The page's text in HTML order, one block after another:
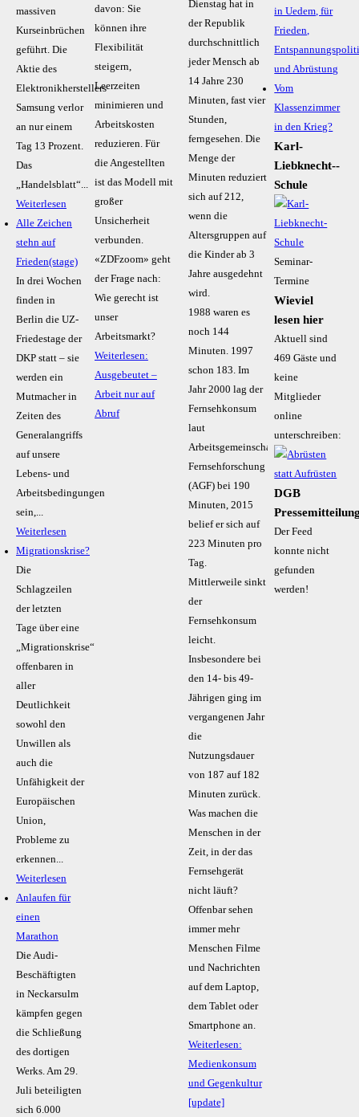
massiven
Kurseinbrüchen
geführt. Die
Aktie des
Elektronikherstellers
Samsung verlor
an nur einem
Tag 13 Prozent.
Das
„Handelsblatt“...
Weiterlesen
Alle Zeichen
stehn auf
Frieden(stage)
In drei Wochen
finden in
Berlin die UZ-
Friedestage der
DKP statt – sie
werden ein
Mutmacher in
Zeiten des
Generalangriffs
auf unsere
Lebens- und
Arbeitsbedingungen
sein,...
Weiterlesen
Migrationskrise?
Die
Schlagzeilen
der letzten
Tage über eine
„Migrationskrise“
offenbaren in
aller
Deutlichkeit
sowohl den
Unwillen als
auch die
Unfähigkeit der
Europäischen
Union,
Probleme zu
erkennen...
Weiterlesen
Anlaufen für
einen
Marathon
Die Audi-
Beschäftigten
in Neckarsulm
kämpfen gegen
die Schließung
des dortigen
Werks. Am 29.
Juli beteiligten
sich 6.000
davon: Sie
können ihre
Flexibilität
steigern,
Leerzeiten
minimieren und
Arbeitskosten
reduzieren. Für
die Angestellten
ist das Modell mit
großer
Unsicherheit
verbunden.
«ZDFzoom» geht
der Frage nach:
Wie gerecht ist
unser
Arbeitsmarkt?
Weiterlesen:
Ausgebeutet –
Arbeit nur auf
Abruf
Dienstag hat in
der Republik
durchschnittlich
jeder Mensch ab
14 Jahre 230
Minuten, fast vier
Stunden,
ferngesehen. Die
Menge der
Minuten reduziert
sich auf 212,
wenn die
Altersgruppen auf
die Kinder ab 3
Jahre ausgedehnt
wird.
1988 waren es
noch 144
Minuten. 1997
schon 183. Im
Jahr 2000 lag der
Fernsehkonsum
laut
Arbeitsgemeinschaft
Fernsehforschung
(AGF) bei 190
Minuten, 2015
belief er sich auf
223 Minuten pro
Tag.
Mittlerweile sinkt
der
Fernsehkonsum
leicht.
Insbesondere bei
den 14- bis 49-
Jährigen ging im
vergangenen Jahr
die
Nutzungsdauer
von 187 auf 182
Minuten zurück.
Was machen die
Menschen in der
Zeit, in der das
Fernsehgerät
nicht läuft?
Offenbar sehen
immer mehr
Menschen Filme
und Nachrichten
auf dem Laptop,
dem Tablet oder
Smartphone an.
Weiterlesen:
Medienkonsum
und Gegenkultur
[update]
in Uedem, für
Frieden,
und Abrüstung
Vom
Klassenzimmer
in den Krieg?
Karl-
Liebknecht-­
Schule
Seminar-
Termine
Wieviel
lesen hier
Aktuell sind
469 Gäste und
keine
Mitglieder
online
unterschreiben:
DGB
Der Feed
konnte nicht
gefunden
werden!